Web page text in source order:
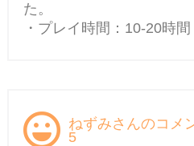
た。
・プレイ時間：10-20時間
ねずみさんのコメ
5